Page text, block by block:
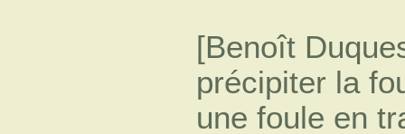
[Benoît
précipiter la
une foule en